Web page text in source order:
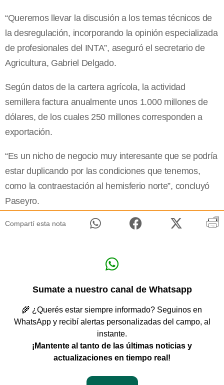
“Queremos llevar la discusión a los temas técnicos de
la desregulación, incorporando la opinión especializada
de profesionales del INTA”, aseguró el secretario de
Agricultura, Gabriel Delgado.
Según datos de la cartera agrícola, la actividad
semillera factura anualmente unos 1.000 millones de
dólares, de los cuales 250 millones corresponden a
exportación.
“Es un nicho de negocio muy interesante que se podría
estar duplicando por las condiciones que tenemos,
como la contraestación al hemisferio norte”, concluyó
Paseyro.
Compartí esta nota
Sumate a nuestro canal de Whatsapp
🌾 ¿Querés estar siempre informado? Seguinos en
WhatsApp y recibí alertas personalizadas del campo, al
instante.
¡Mantente al tanto de las últimas noticias y
actualizaciones en tiempo real!